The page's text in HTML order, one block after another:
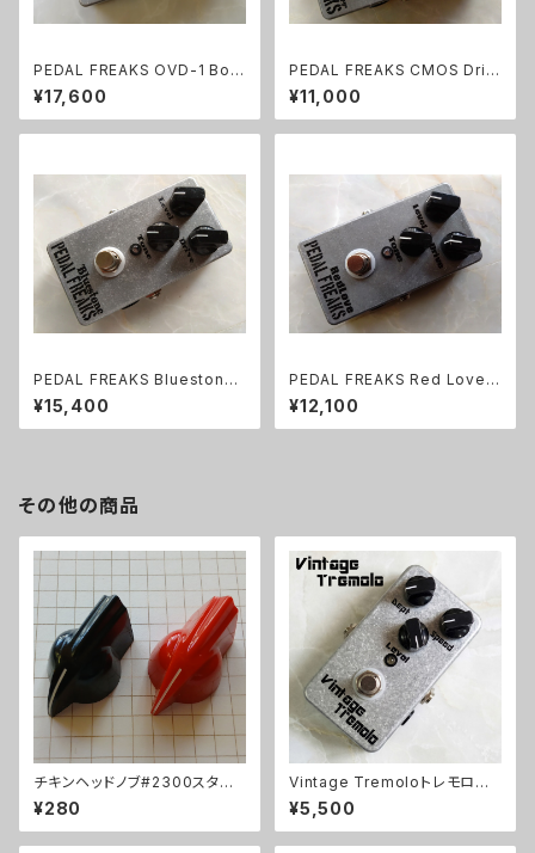
PEDAL FREAKS OVD-1 Boo
st完成品
¥17,600
PEDAL FREAKS CMOS Driv
er 完成品
¥11,000
PEDAL FREAKS Bluestone
完成品
¥15,400
PEDAL FREAKS Red Love
完成品
¥12,100
その他の商品
チキンヘッドノブ#2300スタイ
ル
¥280
Vintage Tremoloトレモロキッ
ト
¥5,500